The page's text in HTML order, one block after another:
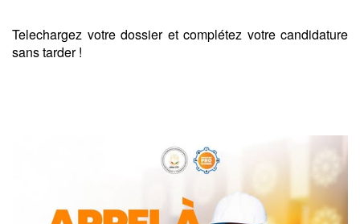
Telechargez votre dossier et complétez votre candidature
sans tarder !